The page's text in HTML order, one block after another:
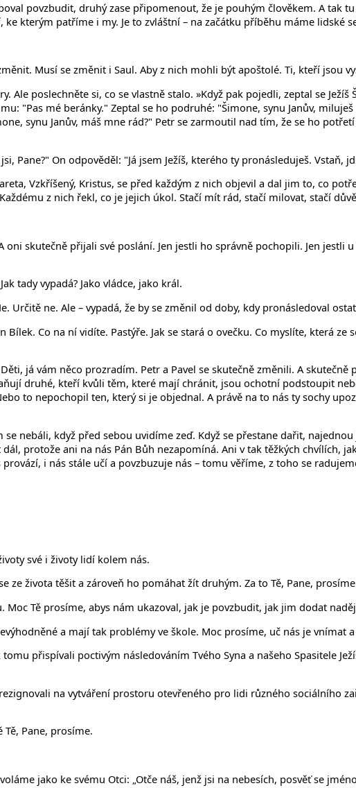
povzbudit, druhý zase připomenout, že je pouhým člověkem. A tak
kterým patříme i my. Je to zvláštní – na začátku příběhu máme lidské
Musí se změnit i Saul. Aby z nich mohli být apoštolé. Ti, kteří jsou
Ale poslechněte si, co se vlastně stalo. »Když pak pojedli, zeptal se
"Pas mé beránky." Zeptal se ho podruhé: "Šimone, synu Janův,
synu Janův, máš mne rád?" Petr se zarmoutil nad tím, že se ho
Pane?" On odpověděl: "Já jsem Ježíš, kterého ty pronásleduješ. Vstaň,
Vzkříšený, Kristus, se před každým z nich objevil a dal jim to, co
z nich řekl, co je jejich úkol. Stačí mít rád, stačí milovat, stačí
skutečně přijali své poslání. Jen jestli ho správně pochopili. Jen jestli
tady vypadá? Jako vládce, jako král.
Určitě ne. Ale – vypadá, že by se změnil od doby, kdy pronásledoval
Co na ní vidíte. Pastýře. Jak se stará o ovečku. Co myslíte, která
já vám něco prozradím. Petr a Pavel se skutečně změnili. A
druhé, kteří kvůli těm, které mají chránit, jsou ochotní podstoupit
to nepochopil ten, který si je objednal. A právě na to nás ty sochy
nebáli, když před sebou uvidíme zeď. Když se přestane dařit,
protože ani na nás Pán Bůh nezapomíná. Ani v tak těžkých chvílích,
i nás stále učí a povzbuzuje nás – tomu věříme, z toho se
své i životy lidí kolem nás.
ze života těšit a zároveň ho pomáhat žít druhým. Za to Tě, Pane,
Tě prosíme, abys nám ukazoval, jak je povzbudit, jak jim dodat
a mají tak problémy ve škole. Moc prosíme, uč nás je vnímat
přispívali poctivým následováním Tvého Syna a našeho Spasitele
na vytváření prostoru otevřeného pro lidi různého sociálního
Pane, prosíme.
jako ke svému Otci: „Otče náš, jenž jsi na nebesích, posvěť se